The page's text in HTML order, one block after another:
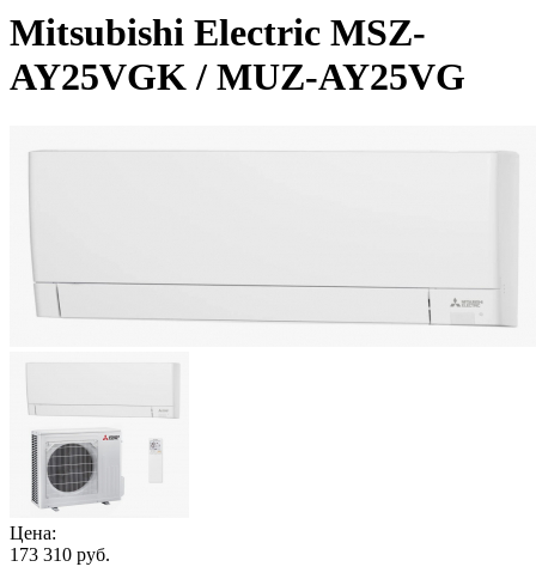
Mitsubishi Electric MSZ-
AY25VGK / MUZ-AY25VG
Цена:
173 310 руб.